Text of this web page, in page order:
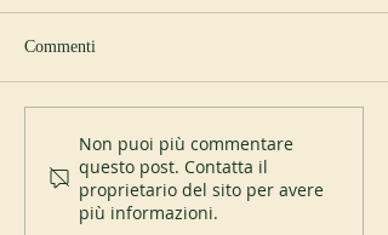
Sant’Anselmo e lo United
States Holocaust Memorial
Museum
Commenti
Non puoi più commentare
questo post. Contatta il
proprietario del sito per avere
più informazioni.